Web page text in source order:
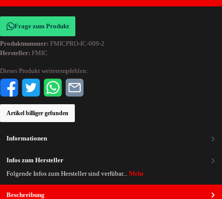
Frage zum Produkt
Produktnummer: FMICPRO-IC-009-2
Hersteller: FMIC
Dieses Produkt weiterempfehlen:
Artikel billiger gefunden
Beschreibung
Informationen
Infos zum Hersteller
Folgende Infos zum Hersteller sind verfübar... Mehr